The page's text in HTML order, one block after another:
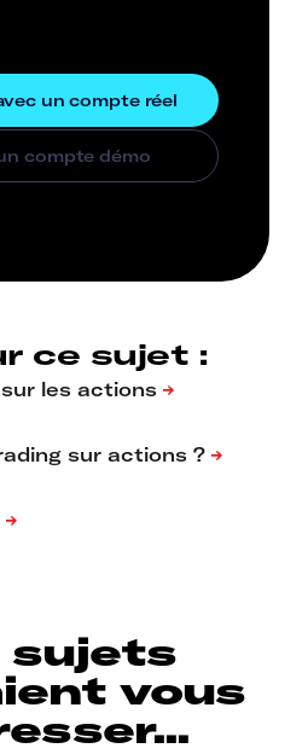
ce sujet :
sujets
vous